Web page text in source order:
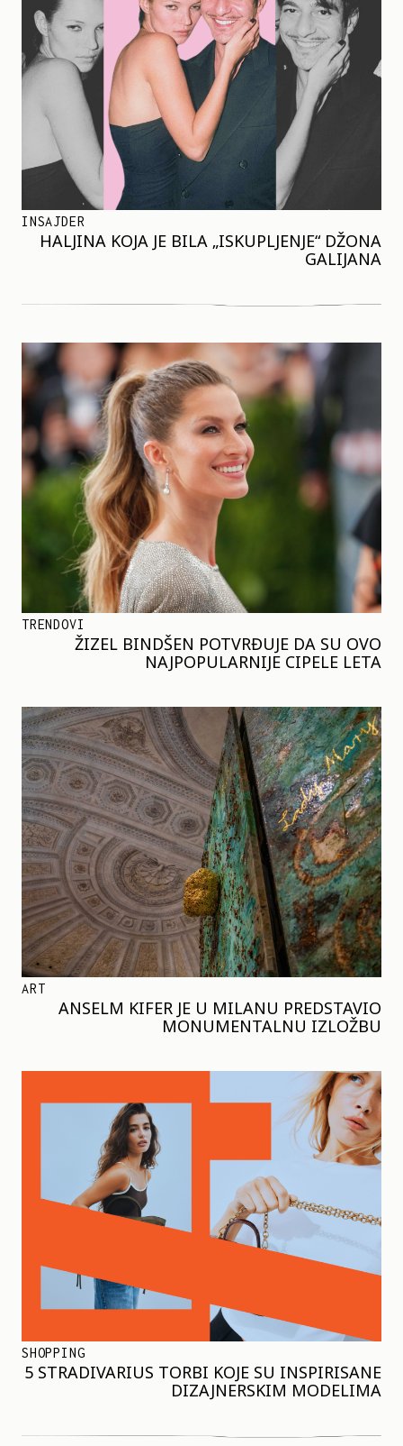
INSAJDER
HALJINA KOJA JE BILA „ISKUPLJENJE“ DŽONA
GALIJANA
TRENDOVI
ŽIZEL BINDŠEN POTVRĐUJE DA SU OVO
NAJPOPULARNIJE CIPELE LETA
ART
ANSELM KIFER JE U MILANU PREDSTAVIO
MONUMENTALNU IZLOŽBU
SHOPPING
5 STRADIVARIUS TORBI KOJE SU INSPIRISANE
DIZAJNERSKIM MODELIMA